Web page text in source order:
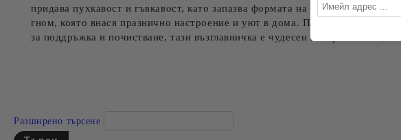
придава пухкавост и гъвкавост, като запазва формата на
гном, която внася празнично настроение и уют в дома. Подходяща както
за поддръжка и почистване, тази възглавничка е чудесен избор за всеки,
Разширено търсене